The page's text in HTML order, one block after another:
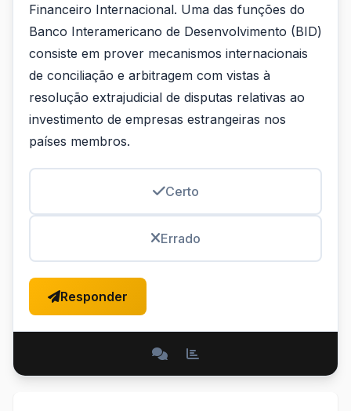
Financeiro Internacional. Uma das funções do
Banco Interamericano de Desenvolvimento (BID)
consiste em prover mecanismos internacionais
de conciliação e arbitragem com vistas à
resolução extrajudicial de disputas relativas ao
investimento de empresas estrangeiras nos
países membros.
Certo
Errado
Responder